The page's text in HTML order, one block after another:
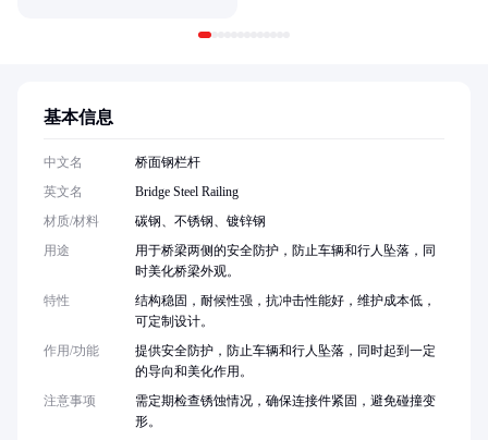
基本信息
中文名
桥面钢栏杆
英文名
Bridge Steel Railing
材质/材料
碳钢、不锈钢、镀锌钢
用途
用于桥梁两侧的安全防护，防止车辆和行人坠落，同
时美化桥梁外观。
特性
结构稳固，耐候性强，抗冲击性能好，维护成本低，
可定制设计。
作用/功能
提供安全防护，防止车辆和行人坠落，同时起到一定
的导向和美化作用。
注意事项
需定期检查锈蚀情况，确保连接件紧固，避免碰撞变
形。